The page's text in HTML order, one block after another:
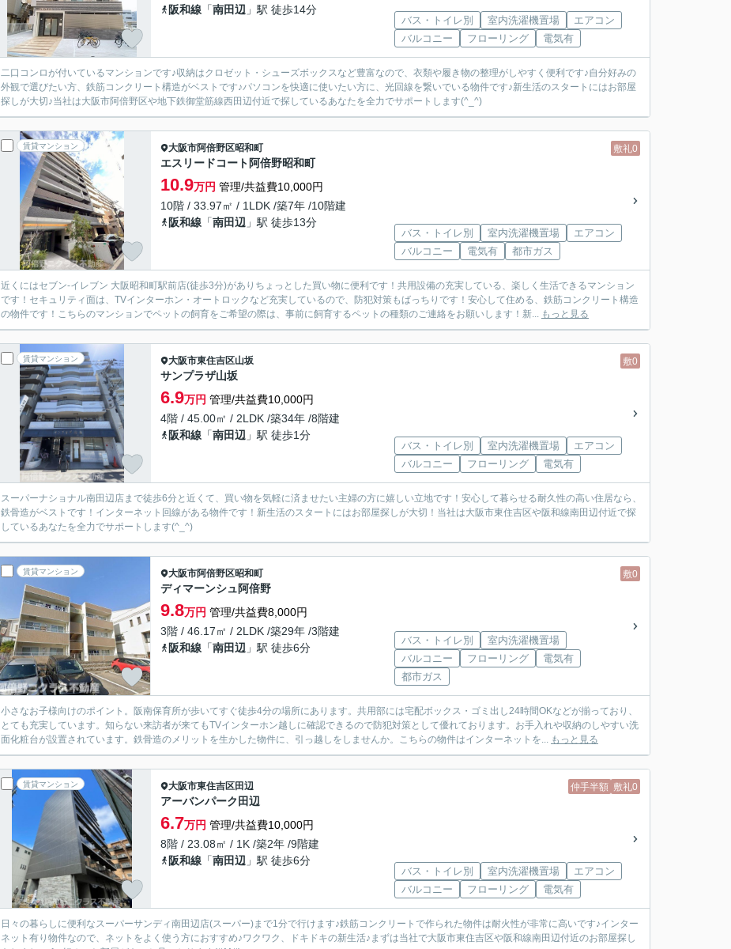
阪和線 「南田辺 」駅 徒歩14分
バス・トイレ別 室内洗濯機置場
エアコン
バルコニー
フローリング 電気有
二口コンロが付いているマンションです♪収納はクロゼット・シューズボックスなど豊富なので、衣類や履き物の整理がしやすく便利です♪自分好みの
外観で選びたい方、鉄筋コンクリート構造がベストです♪パソコンを快適に使いたい方に、光回線を繋いでいる物件です♪新生活のスタートにはお部屋
探しが大切♪当社は大阪市阿倍野区や地下鉄御堂筋線西田辺付近で探しているあなたを全力でサポートします(^_^)
賃貸マンション 敷礼0
大阪市阿倍野区昭和町
エスリードコート阿倍野昭和町
10.9万円 管理/共益費10,000円
10階 / 33.97㎡ / 1LDK /築7年 /10階建
阪和線 「南田辺 」駅 徒歩13分
バス・トイレ別 室内洗濯機置場
エアコン
バルコニー
電気有 都市ガス
近くにはセブン-イレブン 大阪昭和町駅前店(徒歩3分)がありちょっとした買い物に便利です！共用設備の充実している、楽しく生活できるマンション
です！セキュリティ面は、TVインターホン・オートロックなど充実しているので、防犯対策もばっちりです！安心して住める、鉄筋コンクリート構造
の物件です！こちらのマンションでペットの飼育をご希望の際は、事前に飼育するペットの種類のご連絡をお願いします！新... もっと見る
賃貸マンション 敷0
大阪市東住吉区山坂
サンプラザ山坂
6.9万円 管理/共益費10,000円
4階 / 45.00㎡ / 2LDK /築34年 /8階建
阪和線 「南田辺 」駅 徒歩1分
バス・トイレ別 室内洗濯機置場
エアコン
バルコニー
フローリング 電気有
スーパーナショナル南田辺店まで徒歩6分と近くて、買い物を気軽に済ませたい主婦の方に嬉しい立地です！安心して暮らせる耐久性の高い住居なら、
鉄骨造がベストです！インターネット回線がある物件です！新生活のスタートにはお部屋探しが大切！当社は大阪市東住吉区や阪和線南田辺付近で探
しているあなたを全力でサポートします(^_^)
賃貸マンション 敷0
大阪市阿倍野区昭和町
ディマーンシュ阿倍野
9.8万円 管理/共益費8,000円
3階 / 46.17㎡ / 2LDK /築29年 /3階建
阪和線 「南田辺 」駅 徒歩6分
バス・トイレ別
室内洗濯機置場
バルコニー
フローリング
電気有
都市ガス
小さなお子様向けのポイント。阪南保育所が歩いてすぐ徒歩4分の場所にあります。共用部には宅配ボックス・ゴミ出し24時間OKなどが揃っており、
とても充実しています。知らない来訪者が来てもTVインターホン越しに確認できるので防犯対策として優れております。お手入れや収納のしやすい洗
面化粧台が設置されています。鉄骨造のメリットを生かした物件に、引っ越しをしませんか。こちらの物件はインターネットを... もっと見る
賃貸マンション 仲手半額 敷礼0
大阪市東住吉区田辺
アーバンパーク田辺
6.7万円 管理/共益費10,000円
8階 / 23.08㎡ / 1K /築2年 /9階建
阪和線 「南田辺 」駅 徒歩6分
バス・トイレ別 室内洗濯機置場
エアコン
バルコニー
フローリング 電気有
日々の暮らしに便利なスーパーサンディ南田辺店(スーパー)まで1分で行けます♪鉄筋コンクリートで作られた物件は耐火性が非常に高いです♪インター
ネット有り物件なので、ネットをよく使う方におすすめ♪ワクワク、ドキドキの新生活♪まずは当社で大阪市東住吉区や阪和線南田辺付近のお部屋探し